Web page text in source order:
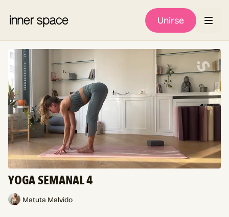
Unirse
YOGA SEMANAL 4
Matuta Malvido